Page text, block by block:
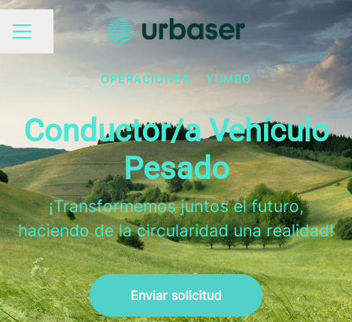
MENÚ DE EMPLEO
Compartir página
OPERACIONES · YUMBO
Conductor/a Vehículo
Pesado
¡Transformemos juntos el futuro,
haciendo de la circularidad una realidad!
Enviar solicitud